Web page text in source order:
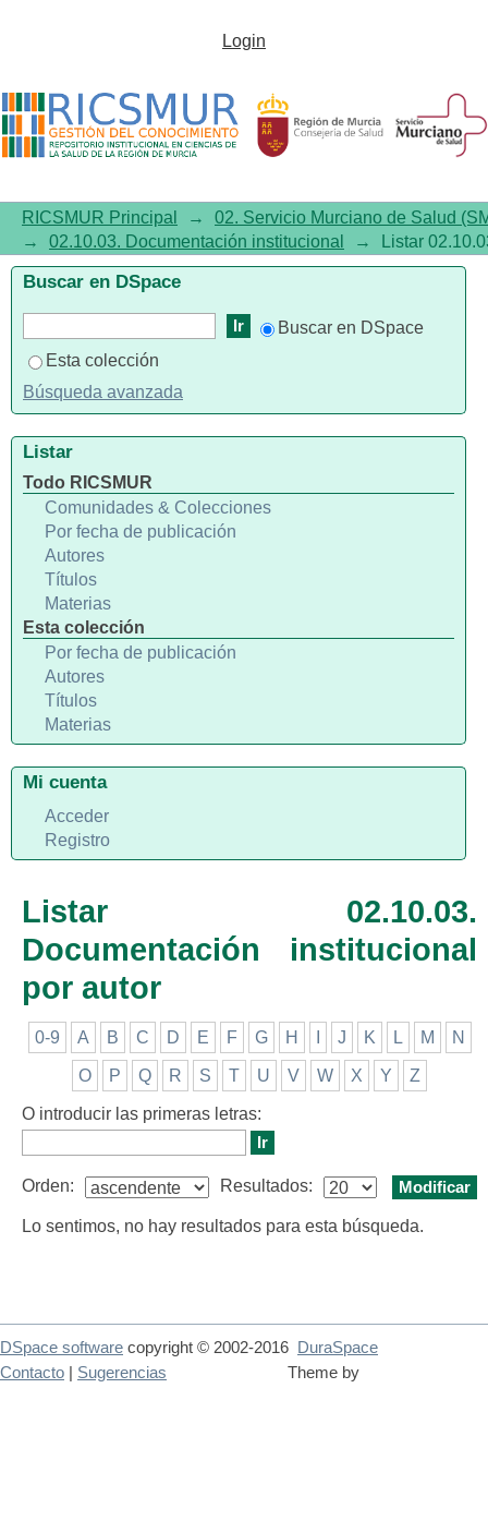
Listar 02.10.03. Documentación
Login
RICSMUR Principal →
02. Servicio Murciano de Salud
→
02.10.03. Documentación institucional → Listar
Listar 02.10.03.
Documentación institucional
por autor
0-9 A B C D E F G H J K L M N
O P Q R S T U V W X Y Z
O introducir las primeras letras:
Orden: Resultados:
Lo sentimos, no hay resultados para esta búsqueda.
Buscar en DSpace
Buscar en DSpace
Esta colección
Búsqueda avanzada
Listar
Todo RICSMUR
Comunidades & Colecciones
Por fecha de publicación
Autores
Títulos
Materias
Esta colección
Por fecha de publicación
Autores
Títulos
Materias
Mi cuenta
Acceder
Registro
DSpace software copyright © 2002-2016
DuraSpace
Theme by
Contacto Sugerencias